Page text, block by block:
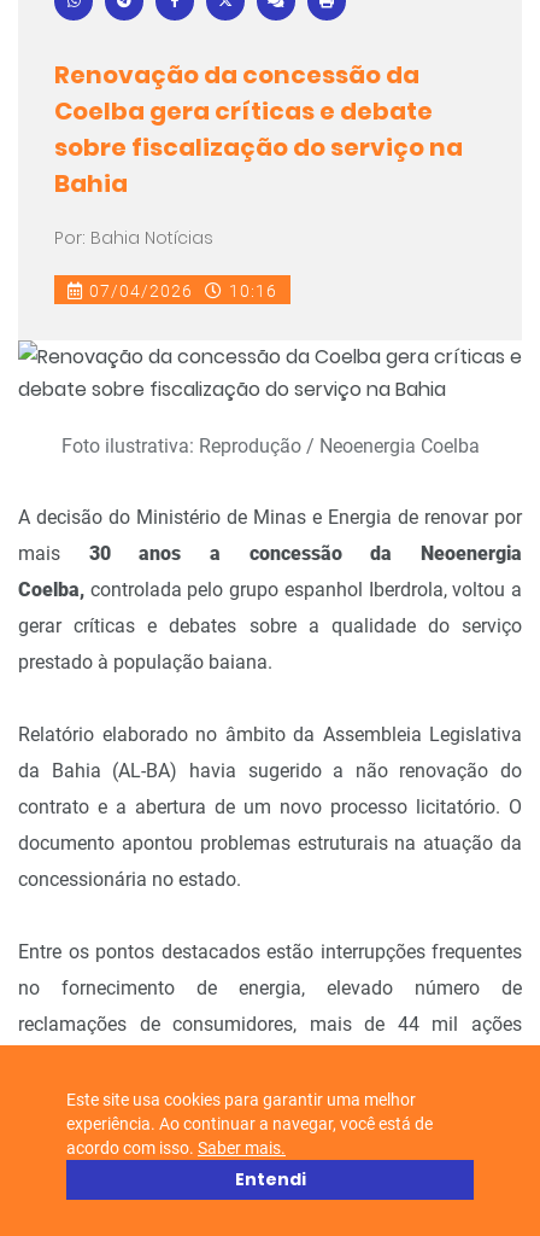
Renovação da concessão da
Coelba gera críticas e debate
sobre fiscalização do serviço na
Bahia
Por: Bahia Notícias
07/04/2026 10:16
Foto ilustrativa: Reprodução / Neoenergia Coelba
A decisão do Ministério de Minas e Energia de renovar por
mais 30 anos a concessão da Neoenergia
Coelba, controlada pelo grupo espanhol Iberdrola, voltou a
gerar críticas e debates sobre a qualidade do serviço
prestado à população baiana.
Relatório elaborado no âmbito da Assembleia Legislativa
da Bahia (AL-BA) havia sugerido a não renovação do
contrato e a abertura de um novo processo licitatório. O
documento apontou problemas estruturais na atuação da
concessionária no estado.
Entre os pontos destacados estão interrupções frequentes
no fornecimento de energia, elevado número de
reclamações de consumidores, mais de 44 mil ações
regiões produtivas e aumento nas tarifas nos últimos
A renovação sem nova licitação também é alvo de
Este site usa cookies para garantir uma melhor
experiência. Ao continuar a navegar, você está de
acordo com isso. Saber mais.
Entendi